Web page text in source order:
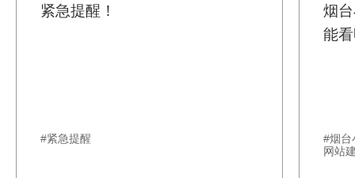
紧急提醒！
#紧急提醒
烟
能
#烟
网站